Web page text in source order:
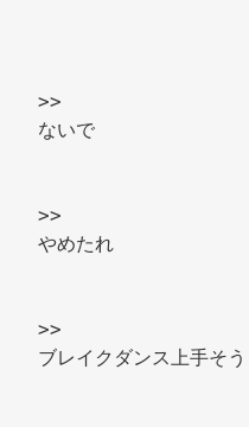
>>
ないで
>>
やめたれ
>>
ブレイクダンス上手そう